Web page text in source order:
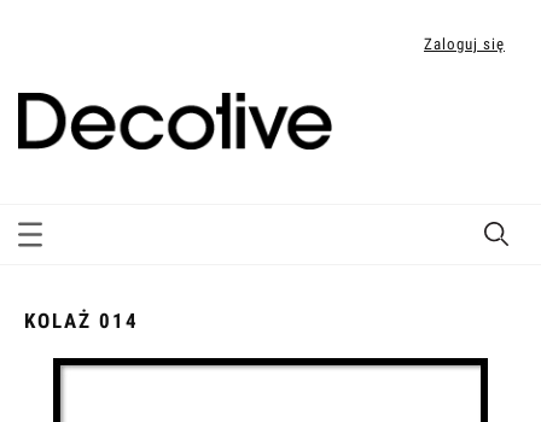
Zaloguj się
KOLAŻ 014